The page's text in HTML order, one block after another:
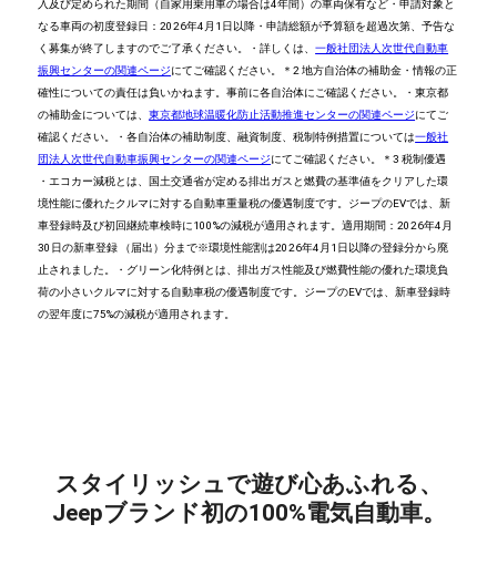
入及び定められた期間（自家用乗用車の場合は4年間）の車両保有など ・申請対象と
なる車両の初度登録日：2026年4月1日以降 ・申請総額が予算額を超過次第、予告な
く募集が終了しますのでご了承ください。
・詳しくは、一般社団法人次世代自動車
振興センターの関連ページにてご確認ください。 ＊2 地方自治体の補助金 ・情報の正
確性についての責任は負いかねます。事前に各自治体にご確認ください。
・東京都
の補助金については、東京都地球温暖化防止活動推進センターの関連ページにてご
確認ください。
・各自治体の補助制度、融資制度、税制特例措置については一般社
団法人次世代自動車振興センターの関連ページにてご確認ください。
＊3 税制優遇
・エコカー減税とは、国土交通省が定める排出ガスと燃費の基準値をクリアした環
境性能に優れたクルマに対する自動車重量税の優遇制度です。ジープのEVでは、新
車登録時及び初回継続車検時に100%の減税が適用されます。適用期間：2026年4月
30日の新車登録 （届出）分まで※環境性能割は2026年4月1日以降の登録分から廃
止されました。
・グリーン化特例とは、排出ガス性能及び燃費性能の優れた環境負
荷の小さいクルマに対する自動車税の優遇制度です。ジープのEVでは、新車登録時
の翌年度に75%の減税が適用されます。
スタイリッシュで遊び心あふれる、
Jeepブランド初の100%電気自動車。